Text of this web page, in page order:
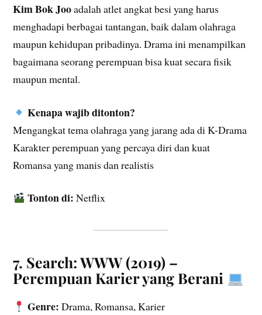
Kim Bok Jooadalah atlet angkat besi yang harus
menghadapi berbagai tantangan, baik dalam olahraga
maupun kehidupan pribadinya. Drama ini menampilkan
bagaimana seorang perempuan bisa kuat secara fisik
maupun mental.
Kenapa wajib ditonton?
Mengangkat tema olahraga yang jarang ada di K-Drama
Karakter perempuan yang percaya diri dan kuat
Romansa yang manis dan realistis
Tonton di: Netflix
7. Search: WWW (2019) –
Perempuan Karier yang Berani
Genre: Drama, Romansa, Karier